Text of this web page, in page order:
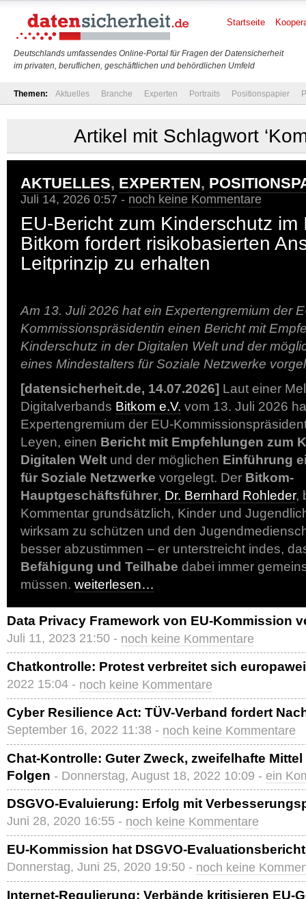
Deutschlands umfassendes Online-Portal für Fragen der Datensicherheit
im privaten, beruflichen, geschäftlichen und behördlichen Umfeld
Startseite
Themen: Aktuelles Branche Experten Portraits Positionspapier
Artikel mit Schlagwort
AKTUELLES, EXPERTEN,
Juli 14, 2026 0:57 - noch keine Kommentare
EU-Bericht zum Kinderschutz im
Bitkom fordert risikobasierten
Leitprinzip zu erhalten
Am 13. Juli 2026 hat ein Expertengremium der
Kommissionspräsidentin einen Bericht mit
Kinderschutz in der Digitalen Welt und der
eines Mindestalters für Soziale Netzwerke
[datensicherheit.de, 14.07.2026] Laut einer
Digitalverbands Bitkom e.V. vom 13. Juli 2026
Expertengremium der EU-
Leyen, einen Bericht mit Empfehlungen zum
Digitalen Welt und der möglichen Einführung
für Soziale Netzwerke vorgelegt. Der Bitkom-
Hauptgeschäftsführer, Dr. Bernhard Rohleder,
Kommentar grundsätzlich, Kinder und
wirksam zu schützen und den
besser abzustimmen – er unterstreicht indes,
Befähigung und Teilhabe dabei immer
müssen. weiterlesen…
Data Privacy Framework von EU-Kommission
Juli 11, 2023 21:50 - noch keine Kommentare
Chatkontrolle: Protest verbreitet sich
2022 15:04 - noch keine Kommentare
Cyber Resilience Act: TÜV-Verband fordert
September 16, 2022 11:38 - noch keine Kommentare
Chat-Kontrolle: Guter Zweck, zweifelhafte
Folgen - Donnerstag, August 18, 2022 10:09 - ein
DSGVO-Evaluierung: Erfolg mit
Juni 28, 2020 16:55 - noch keine Kommentare
EU-Kommission hat DSGVO-
Donnerstag, Juni 25, 2020 19:50 - noch keine
Internet-Regulierung: Verbände kritisieren EU-